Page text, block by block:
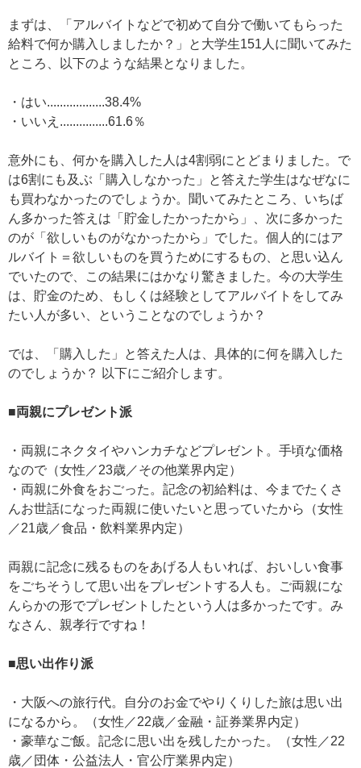
まずは、「アルバイトなどで初めて自分で働いてもらった
給料で何か購入しましたか？」と大学生151人に聞いてみた
ところ、以下のような結果となりました。
・はい..................38.4%
・いいえ...............61.6％
意外にも、何かを購入した人は4割弱にとどまりました。で
は6割にも及ぶ「購入しなかった」と答えた学生はなぜなに
も買わなかったのでしょうか。聞いてみたところ、いちば
ん多かった答えは「貯金したかったから」、次に多かった
のが「欲しいものがなかったから」でした。個人的にはア
ルバイト＝欲しいものを買うためにするもの、と思い込ん
でいたので、この結果にはかなり驚きました。今の大学生
は、貯金のため、もしくは経験としてアルバイトをしてみ
たい人が多い、ということなのでしょうか？
では、「購入した」と答えた人は、具体的に何を購入した
のでしょうか？ 以下にご紹介します。
■両親にプレゼント派
・両親にネクタイやハンカチなどプレゼント。手頃な価格
なので（女性／23歳／その他業界内定）
・両親に外食をおごった。記念の初給料は、今までたくさ
んお世話になった両親に使いたいと思っていたから（女性
／21歳／食品・飲料業界内定）
両親に記念に残るものをあげる人もいれば、おいしい食事
をごちそうして思い出をプレゼントする人も。ご両親にな
んらかの形でプレゼントしたという人は多かったです。み
なさん、親孝行ですね！
■思い出作り派
・大阪への旅行代。自分のお金でやりくりした旅は思い出
になるから。（女性／22歳／金融・証券業界内定）
・豪華なご飯。記念に思い出を残したかった。（女性／22
歳／団体・公益法人・官公庁業界内定）